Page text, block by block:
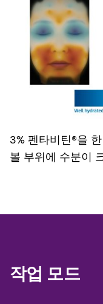
3% 펜타비틴®을
볼 부위에 수분이
작업 모드